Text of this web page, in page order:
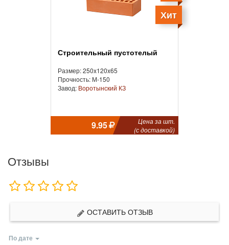
Хит
Строительный пустотелый
Размер: 250x120x65
Прочность: М-150
Завод: Воротынский КЗ
9.95
Цена за шт.
(с доставкой)
Отзывы
ОСТАВИТЬ ОТЗЫВ
По дате